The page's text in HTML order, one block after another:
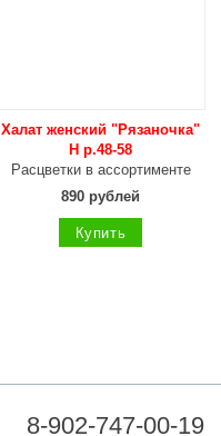
Халат женский "Рязаночка"
Н р.48-58
Расцветки в ассортименте
890 рублей
Купить
8-902-747-00-19